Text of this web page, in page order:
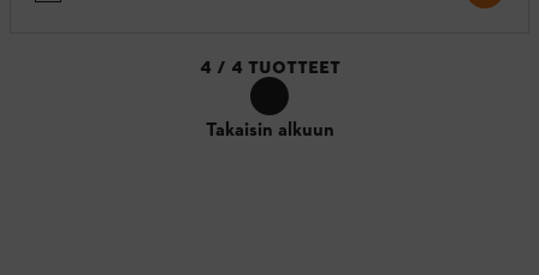
4 / 4 TUOTTEET
Takaisin alkuun